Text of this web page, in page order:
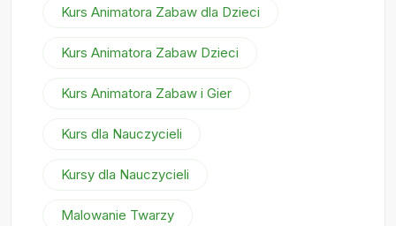
Kurs Animatora Zabaw dla Dzieci
Kurs Animatora Zabaw Dzieci
Kurs Animatora Zabaw i Gier
Kurs dla Nauczycieli
Kursy dla Nauczycieli
Malowanie Twarzy